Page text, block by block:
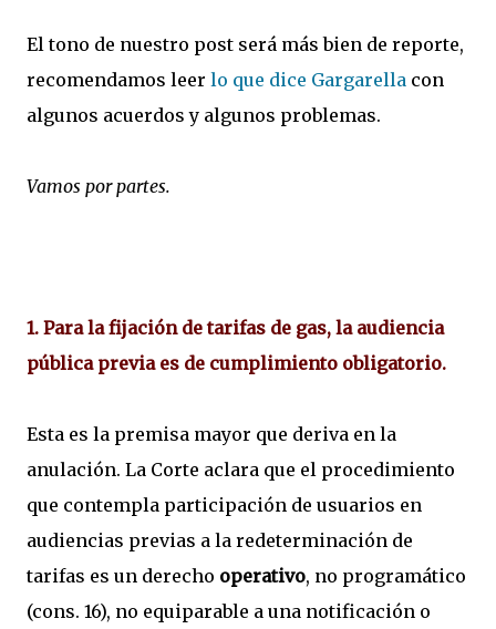
El tono de nuestro post será más bien de reporte,
recomendamos leer lo que dice Gargarella con
algunos acuerdos y algunos problemas.
Vamos por partes.
1. Para la fijación de tarifas de gas, la audiencia
pública previa es de cumplimiento obligatorio.
Esta es la premisa mayor que deriva en la
anulación. La Corte aclara que el procedimiento
que contempla participación de usuarios en
audiencias previas a la redeterminación de
tarifas es un derecho operativo, no programático
(cons. 16), no equiparable a una notificación o